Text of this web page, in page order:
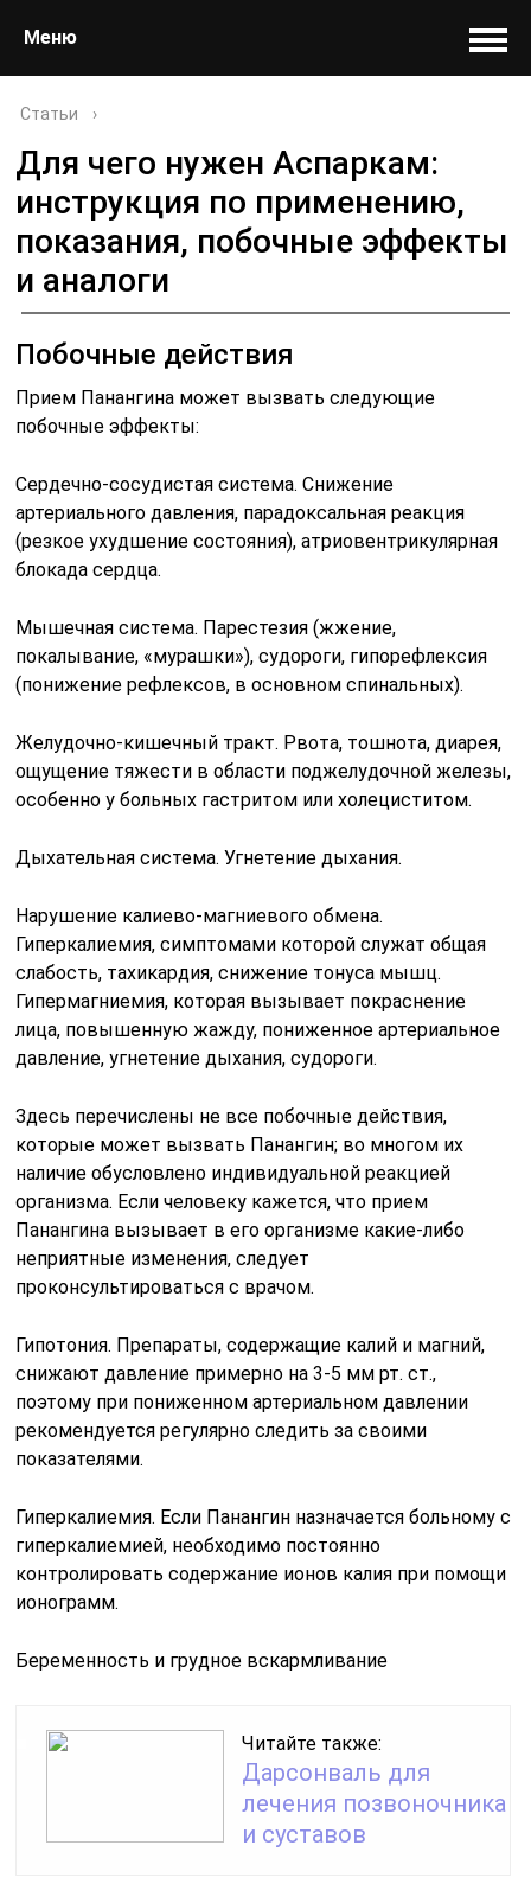
Меню
Статьи ›
Для чего нужен Аспаркам:
инструкция по применению,
показания, побочные эффекты
и аналоги
Побочные действия
Прием Панангина может вызвать следующие
побочные эффекты:
Сердечно-сосудистая система. Снижение
артериального давления, парадоксальная реакция
(резкое ухудшение состояния), атриовентрикулярная
блокада сердца.
Мышечная система. Парестезия (жжение,
покалывание, «мурашки»), судороги, гипорефлексия
(понижение рефлексов, в основном спинальных).
Желудочно-кишечный тракт. Рвота, тошнота, диарея,
ощущение тяжести в области поджелудочной железы,
особенно у больных гастритом или холециститом.
Дыхательная система. Угнетение дыхания.
Нарушение калиево-магниевого обмена.
Гиперкалиемия, симптомами которой служат общая
слабость, тахикардия, снижение тонуса мышц.
Гипермагниемия, которая вызывает покраснение
лица, повышенную жажду, пониженное артериальное
давление, угнетение дыхания, судороги.
Здесь перечислены не все побочные действия,
которые может вызвать Панангин; во многом их
наличие обусловлено индивидуальной реакцией
организма. Если человеку кажется, что прием
Панангина вызывает в его организме какие-либо
неприятные изменения, следует
проконсультироваться с врачом.
Гипотония. Препараты, содержащие калий и магний,
снижают давление примерно на 3-5 мм рт. ст.,
поэтому при пониженном артериальном давлении
рекомендуется регулярно следить за своими
показателями.
Гиперкалиемия. Если Панангин назначается больному с
гиперкалиемией, необходимо постоянно
контролировать содержание ионов калия при помощи
ионограмм.
Беременность и грудное вскармливание
Читайте также:
Дарсонваль для
лечения позвоночника
и суставов